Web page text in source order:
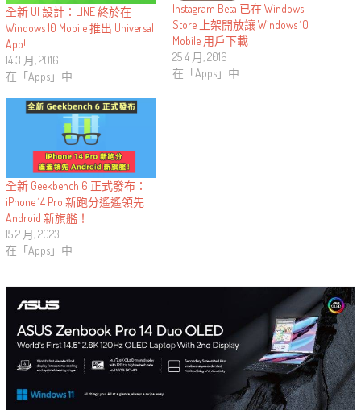
全新 UI 設計：LINE 終於在
Windows 10 Mobile 推出 Universal
App!
14 3 月, 2016
在「Apps」中
Instagram Beta 已在 Windows
Store 上架開放讓 Windows 10
Mobile 用戶下載
25 4 月, 2016
在「Apps」中
全新 Geekbench 6 正式發布：
iPhone 14 Pro 新跑分遙遙領先
Android 新旗艦！
15 2 月, 2023
在「Apps」中